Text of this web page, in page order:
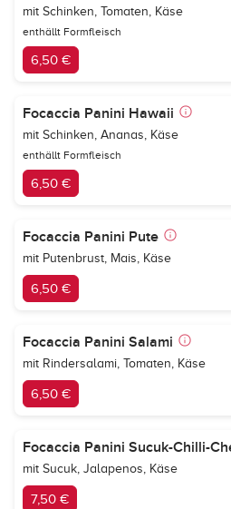
mit Schinken, Tomaten, Käse
enthällt Formfleisch
6,50 €
Focaccia Panini Hawaii
mit Schinken, Ananas, Käse
enthällt Formfleisch
6,50 €
Focaccia Panini Pute
mit Putenbrust, Mais, Käse
6,50 €
Focaccia Panini Salami
mit Rindersalami, Tomaten, Käse
6,50 €
Focaccia Panini Sucuk-Chilli-
mit Sucuk, Jalapenos, Käse
7,50 €